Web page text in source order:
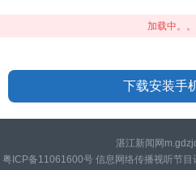
加载中。。
下载安装手
湛江新闻网
粤ICP备11061600号 信息网络传播视听节